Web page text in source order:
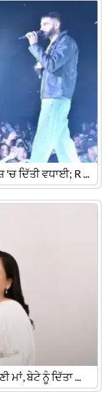
ਦਿੱਤੀ ਵਧਾਈ; R ...
ਮਾਂ, ਬੇਟੇ ਨੂੰ ਦਿੱਤਾ ...